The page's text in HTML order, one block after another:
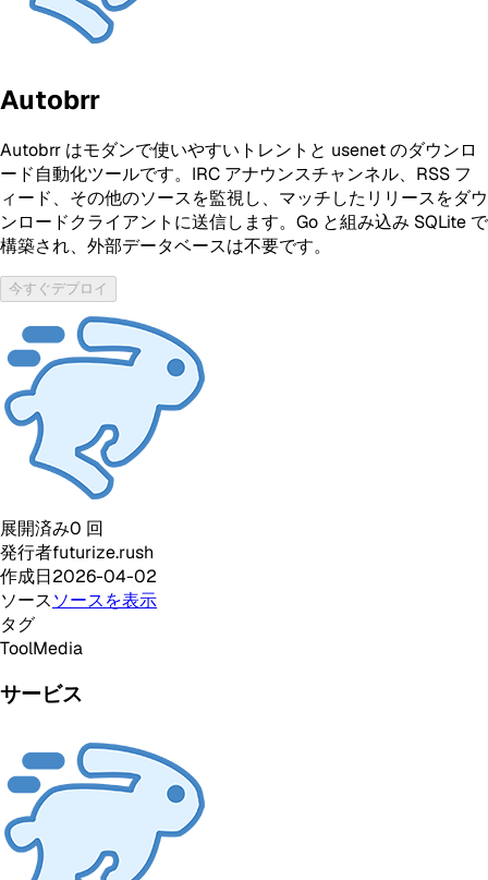
Autobrr
Autobrr はモダンで使いやすいトレントと usenet のダウンロ
ード自動化ツールです。IRC アナウンスチャンネル、RSS フ
ィード、その他のソースを監視し、マッチしたリリースをダウ
ンロードクライアントに送信します。Go と組み込み SQLite で
構築され、外部データベースは不要です。
今すぐデプロイ
展開済み0 回
発行者futurize.rush
作成日2026-04-02
ソースソースを表示
タグ
ToolMedia
サービス